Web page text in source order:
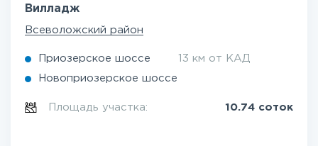
Вилладж
Всеволожский район
Приозерское шоссе 13 км от КАД
Новоприозерское шоссе
Площадь участка: 10.74 соток